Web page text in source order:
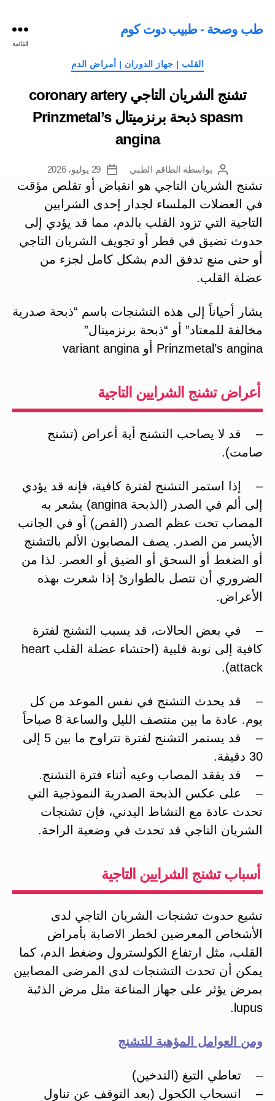
طب وصحة - طبيب دوت كوم
القائمة
التصنيفات
القلب | جهاز الدوران | أمراض الدم
تشنج الشريان التاجي coronary artery
spasm ذبحة برنزميتال Prinzmetal’s
angina
كاتب
المقالة
بواسطة الطاقم الطبي
تاريخ
المقالة
29 يوليو، 2026
تشنج الشريان التاجي هو انقباض أو تقلص مؤقت
في العضلات الملساء لجدار إحدى الشرايين
التاجية التي تزود القلب بالدم، مما قد يؤدي إلى
حدوث تضيق في قطر أو تجويف الشريان التاجي
أو حتى منع تدفق الدم بشكل كامل لجزء من
عضلة القلب.
يشار أحياناً إلى هذه التشنجات باسم “ذبحة صدرية
مخالفة للمعتاد” أو “ذبحة برنزميتال”
Prinzmetal’s angina أو variant angina
أعراض تشنج الشرايين التاجية
– قد لا يصاحب التشنج أية أعراض (تشنج
صامت).
– إذا استمر التشنج لفترة كافية، فإنه قد يؤدي
إلى ألم في الصدر (الذبحة angina) يشعر به
المصاب تحت عظم الصدر (القص) أو في الجانب
الأيسر من الصدر. يصف المصابون الألم بالتشنج
أو الضغط أو السحق أو الضيق أو العصر. لذا من
الضروري أن تتصل بالطوارئ إذا شعرت بهذه
الأعراض.
– في بعض الحالات، قد يسبب التشنج لفترة
كافية إلى نوبة قلبية (احتشاء عضلة القلب heart
attack).
– قد يحدث التشنج في نفس الموعد من كل
يوم. عادة ما بين منتصف الليل والساعة 8 صباحاً
– قد يستمر التشنج لفترة تتراوح ما بين 5 إلى
30 دقيقة.
– قد يفقد المصاب وعيه أثناء فترة التشنج.
– على عكس الذبحة الصدرية النموذجية التي
تحدث عادة مع النشاط البدني، فإن تشنجات
الشريان التاجي قد تحدث في وضعية الراحة.
أسباب تشنج الشرايين التاجية
تشيع حدوث تشنجات الشريان التاجي لدى
الأشخاص المعرضين لخطر الاصابة بأمراض
القلب، مثل ارتفاع الكولسترول وضغط الدم، كما
يمكن أن تحدث التشنجات لدى المرضى المصابين
بمرض يؤثر على جهاز المناعة مثل مرض الذئبة
lupus.
ومن العوامل المؤهبة للتشنج
– تعاطي التبغ (التدخين)
– انسحاب الكحول (بعد التوقف عن تناول